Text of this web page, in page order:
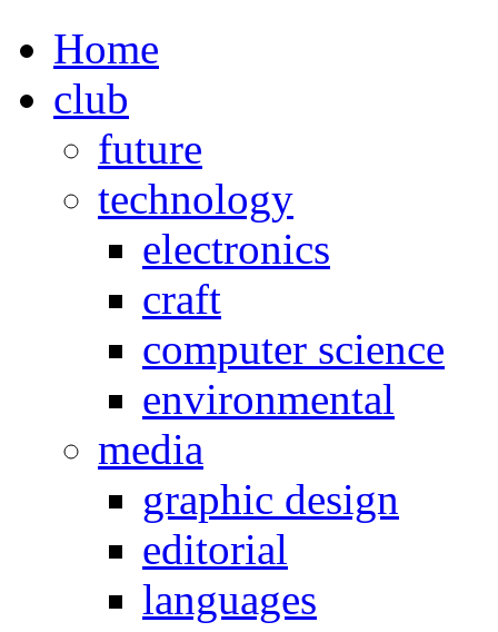
Home
club
future
technology
electronics
craft
computer science
environmental
media
graphic design
editorial
languages